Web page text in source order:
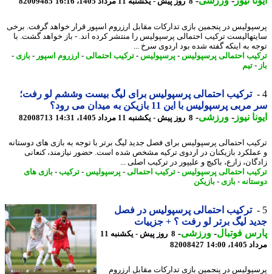
در پنجمین بازی تدارکات مقابل ارزروم اسپور قرار خواهد گرفت. برخی
ترکیب احتمالی پرسپولیس را منتشر کرده اند. - باز خواهد گشت. با
به اینکه گفته شده بود اردوی سرخ ...
احتمالی پرسپولیس-پرسپولیس-ترکیب احتمالی-ارزروم اسپور-بازی -
تیم
ترکیب احتمالی پرسپولیس برای لیگ بیست وششم لو رفت؛
پرسپولیس با این 11 بازیکن به میدان می رود؟
نیوز-ورزشی-8 روز پیش - یکشنبه 11 مرداد 1405، 14:31 82008713
احتمالی پرسپولیس برای فصل جدید لیگ برتر با توجه به بازی های دوستانه
بازیکنان در اردوی ترکیه مشخص شده است. حضور نیازمند، کنعانی
زارع، باکیچ و علیپور در ترکیب اصلی ...
احتمالی پرسپولیس-ترکیب احتمالی-پرسپولیس-ترکیب -بازی های
-بازی - بازیکن
ترکیب احتمالی پرسپولیس در فصل
لیگ برتر لو رفت ؟ + جزییات
فوتبال-ورزشی-
8 روز پیش - یکشنبه 11
14:00
82008427
در پنجمین بازی تدارکات مقابل ارزروم